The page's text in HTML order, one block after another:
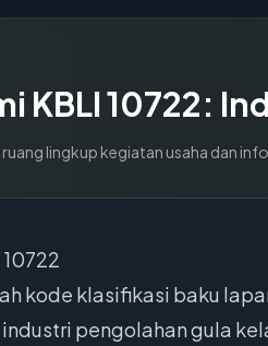
KBLI10722:
lingkup kegiatan usaha dan
kode klasifikasi baku
pengolahan gula